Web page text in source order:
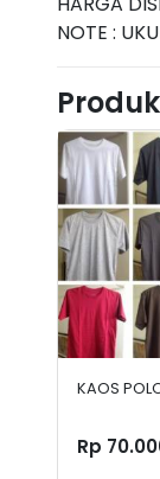
NOTE :
KAOS
Rp